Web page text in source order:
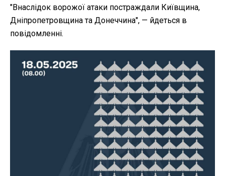
"Внаслідок ворожої атаки постраждали Київщина,
Дніпропетровщина та Донеччина", — йдеться в
повідомленні.